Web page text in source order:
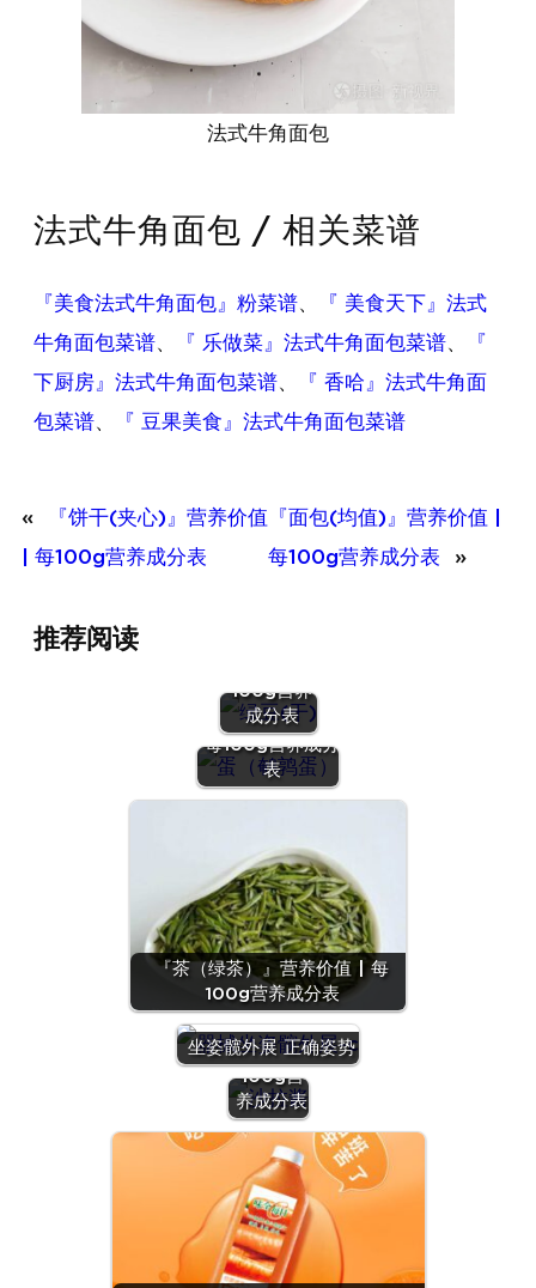
法式牛角面包
法式牛角面包 / 相关菜谱
『美食法式牛角面包』粉菜谱、
『 美食天下』法式
牛角面包菜谱、 『 乐做菜』法式牛角面包菜谱、
『
下厨房』法式牛角面包菜谱、
『 香哈』法式牛角面
包菜谱、 『 豆果美食』法式牛角面包菜谱
«
『饼干(夹心)』营养价值
| 每100g营养成分表
『面包(均值)』营养价值 |
每100g营养成分表
»
推荐阅读
100g营养
成分表
『蛋（鹌鹑
蛋）』营养价值 |
每100g营养成分
表
『茶（绿茶）』营养价值 | 每
100g营养成分表
坐姿髋外展 正确姿势
『沙拉
酱』营养
价值 | 每
100g营
养成分表
『羊
肝』营
养价值